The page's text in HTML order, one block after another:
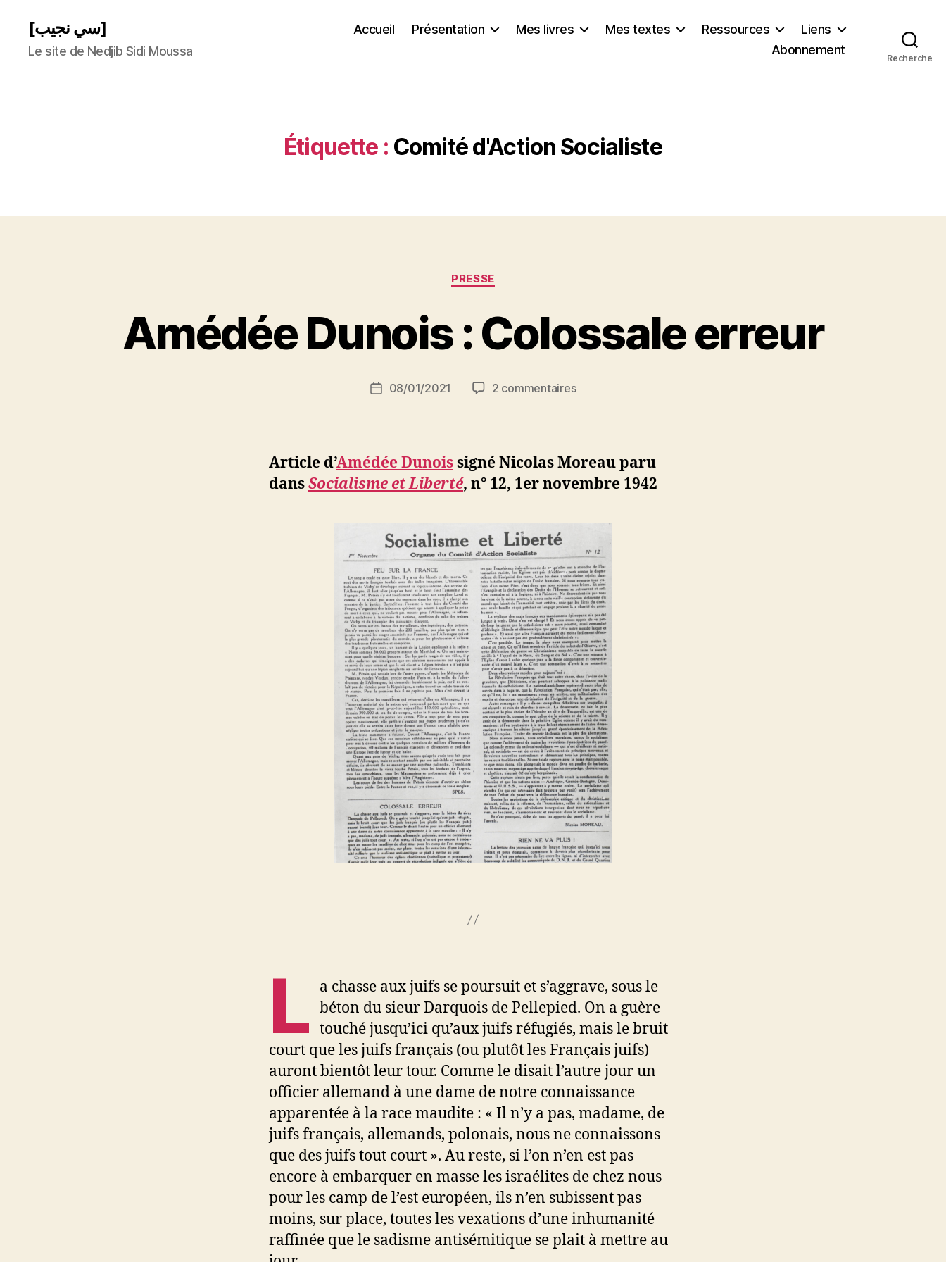
[سي نجيب]
Le site de Nedjib Sidi Moussa
Accueil Présentation Mes livres Mes textes Ressources
Liens
Abonnement
Recherche
Étiquette : Comité d'Action Socialiste
Catégories
PRESSE
Amédée Dunois : Colossale erreur
Auteur
a
r
N
b
Date08/01/2021 2 commentairessur
erreur
Article d’Amédée Dunoissigné Nicolas Moreau paru
dansSocialisme et Liberté, n° 12, 1er novembre 1942
L a chasse aux juifs se poursuit et s’aggrave, sous le
béton du sieur Darquois de Pellepied. On a guère
touché jusqu’ici qu’aux juifs réfugiés, mais le bruit
court que les juifs français (ou plutôt les Français juifs)
auront bientôt leur tour. Comme le disait l’autre jour un
officier allemand à une dame de notre connaissance
apparentée à la race maudite : « Il n’y a pas, madame, de
juifs français, allemands, polonais, nous ne connaissons
que des juifs tout court ». Au reste, si l’on n’en est pas
encore à embarquer en masse les israélites de chez nous
pour les camp de l’est européen, ils n’en subissent pas
moins, sur place, toutes les vexations d’une inhumanité
raffinée que le sadisme antisémitique se plait à mettre au